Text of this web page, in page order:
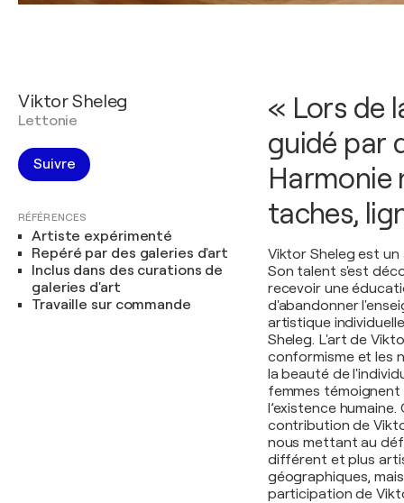
Viktor Sheleg
Lettonie
Suivre
RÉFÉRENCES
Artiste expérimenté
Repéré par des galeries d'art
Inclus dans des curations de
galeries d'art
Travaille sur commande
« Lors de
guidé par
Harmonie
taches,
Viktor Sheleg est
Son talent s'est
recevoir une
d'abandonner
artistique
Sheleg. L'art de
conformisme et les
la beauté de
femmes
l’existence
contribution de
nous mettant au
différent et plus
géographiques,
participation de